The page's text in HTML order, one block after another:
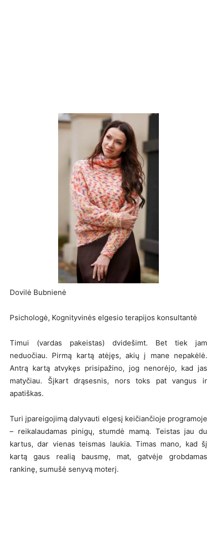
Dovilė Bubnienė
Psichologė, Kognityvinės elgesio terapijos konsultantė
Timui (vardas pakeistas) dvidešimt. Bet tiek jam
neduočiau. Pirmą kartą atėjęs, akių į mane nepakėlė.
Antrą kartą atvykęs prisipažino, jog nenorėjo, kad jas
matyčiau. Šįkart drąsesnis, nors toks pat vangus ir
apatiškas.
Turi įpareigojimą dalyvauti elgesį keičiančioje programoje
– reikalaudamas pinigų, stumdė mamą. Teistas jau du
kartus, dar vienas teismas laukia. Timas mano, kad šį
kartą gaus realią bausmę, mat, gatvėje grobdamas
rankinę, sumušė senyvą moterį.